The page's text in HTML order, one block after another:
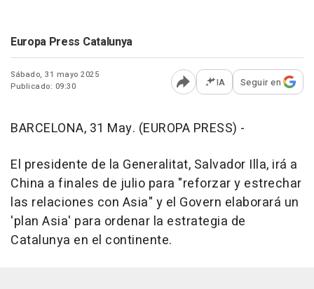
Europa Press Catalunya
Sábado, 31 mayo 2025
Publicado: 09:30
Abrir opciones para
IA Seguir en
BARCELONA, 31 May. (EUROPA PRESS) -
El presidente de la Generalitat, Salvador Illa, irá a
China a finales de julio para "reforzar y estrechar
las relaciones con Asia" y el Govern elaborará un
'plan Asia' para ordenar la estrategia de
Catalunya en el continente.